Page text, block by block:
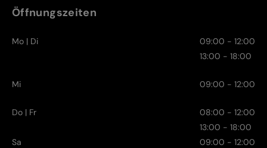
Öffnungszeiten
Mo | Di
09:00 - 12:00
13:00 - 18:00
Mi 09:00 - 12:00
Do | Fr
08:00 - 12:00
13:00 - 18:00
Sa
09:00 - 12:00